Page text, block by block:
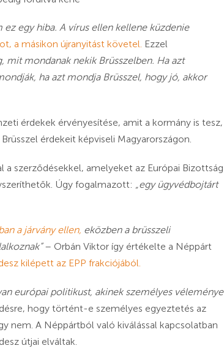
egy hiba. A vírus ellen kellene küzdenie
a másikon újranyitást követel. Ezzel
mit mondanak nekik Brüsszelben. Ha azt
ha azt mondja Brüsszel, hogy jó, akkor
érdekek érvényesítése, amit a kormány is tesz,
érdekeit képviseli Magyarországon.
szerződésekkel, amelyeket az Európai Bizottság
Úgy fogalmazott: „egy ügyvédbojtárt
a járvány ellen, eközben a brüsszeli
– Orbán Viktor így értékelte a Néppárt
kilépett az EPP frakciójából.
európai politikust, akinek személyes véleménye
hogy történt-e személyes egyeztetés az
nem. A Néppártból való kiválással kapcsolatban
útjai elváltak.